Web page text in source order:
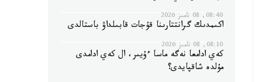
08:40, 08 تامىز 2026
اكىمدىك گرانتتارىنا قۇجات قابىلداۋ باستالدى
08:10, 08 تامىز 2026
كەي ادامعا نەگە ماسا ءۇيىر، ال كەي ادامدى
مۇلدە شاقپايدى؟